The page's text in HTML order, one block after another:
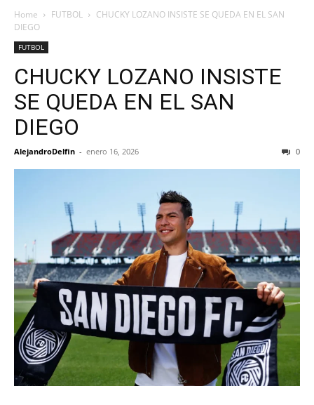
Home FUTBOL
CHUCKY LOZANO INSISTE SE QUEDA EN EL SAN
DIEGO
FUTBOL
CHUCKY LOZANO INSISTE
SE QUEDA EN EL SAN
DIEGO
AlejandroDelfin - enero 16, 2026 0